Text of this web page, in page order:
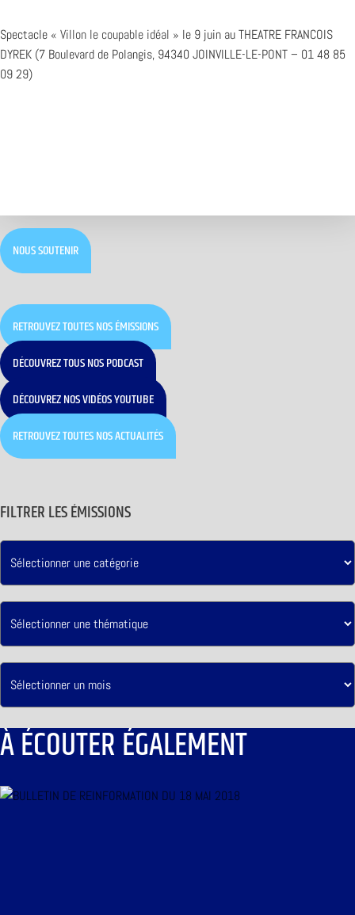
Spectacle « Villon le coupable idéal » le 9 juin au THEATRE FRANCOIS
DYREK (7 Boulevard de Polangis, 94340 JOINVILLE-LE-PONT – 01 48 85
09 29)
NOUS SOUTENIR
RETROUVEZ TOUTES NOS ÉMISSIONS
DÉCOUVREZ TOUS NOS PODCAST
DÉCOUVREZ NOS VIDÉOS YOUTUBE
RETROUVEZ TOUTES NOS ACTUALITÉS
FILTRER LES ÉMISSIONS
À ÉCOUTER ÉGALEMENT